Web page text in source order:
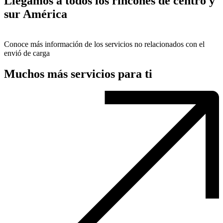
sur América
Conoce más información de los servicios no relacionados con el
envió de carga
Muchos más servicios para ti